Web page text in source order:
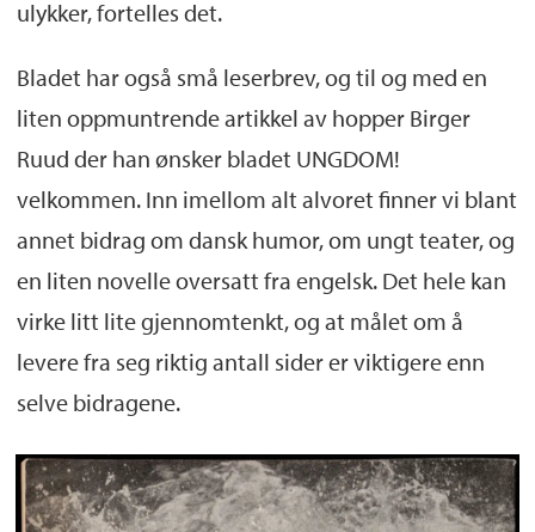
ulykker, fortelles det.
Bladet har også små leserbrev, og til og med en
liten oppmuntrende artikkel av hopper Birger
Ruud der han ønsker bladet UNGDOM!
velkommen. Inn imellom alt alvoret finner vi blant
annet bidrag om dansk humor, om ungt teater, og
en liten novelle oversatt fra engelsk. Det hele kan
virke litt lite gjennomtenkt, og at målet om å
levere fra seg riktig antall sider er viktigere enn
selve bidragene.